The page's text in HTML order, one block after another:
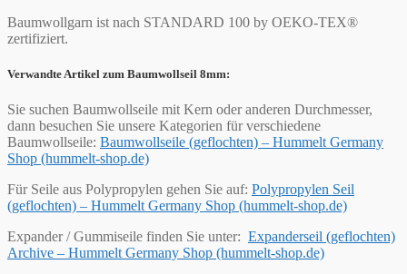
Baumwollgarn ist nach STANDARD 100 by OEKO-TEX®
zertifiziert.
Verwandte Artikel zum Baumwollseil 8mm:
Sie suchen Baumwollseile mit Kern oder anderen Durchmesser,
dann besuchen Sie unsere Kategorien für verschiedene
Baumwollseile: Baumwollseile (geflochten) – Hummelt Germany
Shop (hummelt-shop.de)
Für Seile aus Polypropylen gehen Sie auf: Polypropylen Seil
(geflochten) – Hummelt Germany Shop (hummelt-shop.de)
Expander / Gummiseile finden Sie unter: Expanderseil (geflochten)
Archive – Hummelt Germany Shop (hummelt-shop.de)